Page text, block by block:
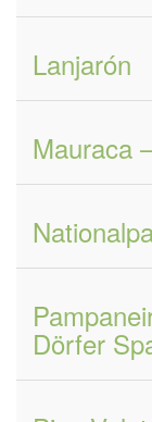
Lanjarón
Mauraca
Dörfer